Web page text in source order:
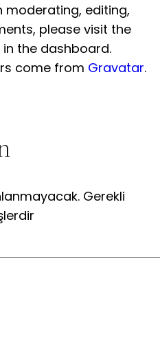
editing,
please visit the
the dashboard.
come from Gravatar.
Gerekli